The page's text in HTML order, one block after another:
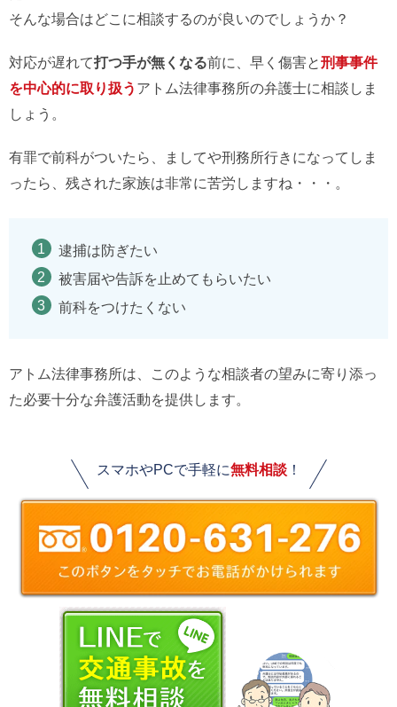
そんな場合はどこに相談するのが良いのでしょうか？
対応が遅れて打つ手が無くなる前に、早く傷害と刑事事件
を中心的に取り扱う アトム法律事務所の弁護士に相談しま
しょう。
有罪で前科がついたら、ましてや刑務所行きになってしま
ったら、残された家族は非常に苦労しますね・・・。
逮捕は防ぎたい
被害届や告訴を止めてもらいたい
前科をつけたくない
アトム法律事務所は、このような相談者の望みに寄り添っ
た必要十分な弁護活動を提供します。
スマホやPCで手軽に無料相談！